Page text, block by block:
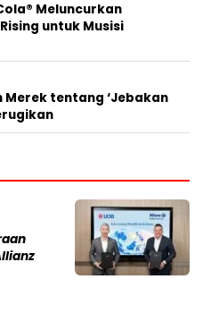
Meluncurkan
untuk Musisi
tentang ‘Jebakan